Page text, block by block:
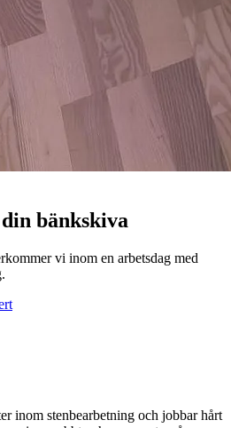
bänkskiva
vi inom en arbetsdag med
inom stenbearbetning och jobbar hårt